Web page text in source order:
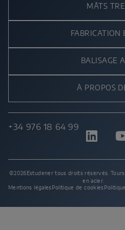
MÂTS
FABRICATION
BALISAGE
À PROPOS
+34 976 18 64 99
©2026Estudener tous droits réservés.
en acier.
Mentions légales Politique de cookies